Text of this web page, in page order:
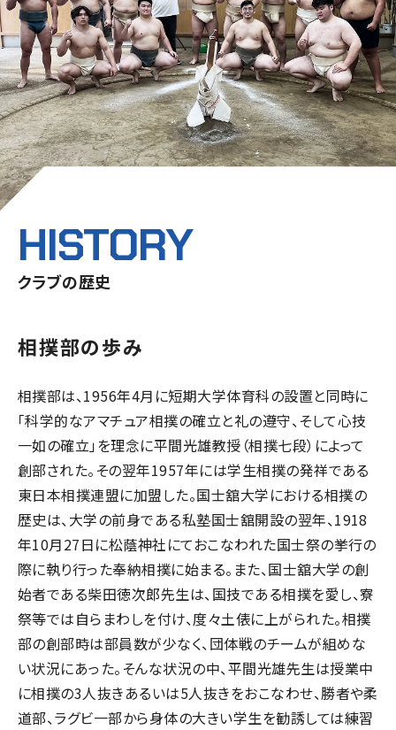
HISTORY
クラブの歴史
相撲部の歩み
相撲部は、1956年4月に短期大学体育科の設置と同時に
「科学的なアマチュア相撲の確立と礼の遵守、そして心技
一如の確立」を理念に平間光雄教授（相撲七段）によって
創部された。その翌年1957年には学生相撲の発祥である
東日本相撲連盟に加盟した。国士舘大学における相撲の
歴史は、大学の前身である私塾国士舘開設の翌年、1918
年10月27日に松蔭神社にておこなわれた国士祭の挙行の
際に執り行った奉納相撲に始まる。また、国士舘大学の創
始者である柴田徳次郎先生は、国技である相撲を愛し、寮
祭等では自らまわしを付け、度々土俵に上がられた。相撲
部の創部時は部員数が少なく、団体戦のチームが組めな
い状況にあった。そんな状況の中、平間光雄先生は授業中
に相撲の3人抜きあるいは5人抜きをおこなわせ、勝者や柔
道部、ラグビ一部から身体の大きい学生を勧誘しては練習